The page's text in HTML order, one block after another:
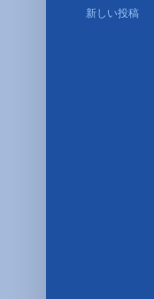
新しい投稿